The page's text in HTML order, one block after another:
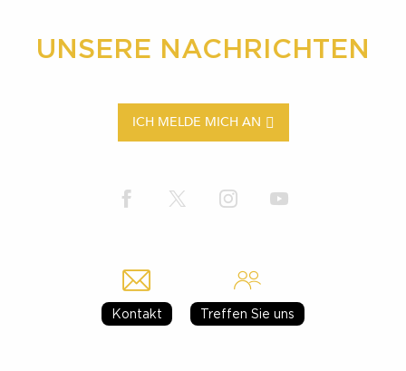
UNSERE NACHRICHTEN
ICH MELDE MICH AN
Kontakt Treffen Sie uns